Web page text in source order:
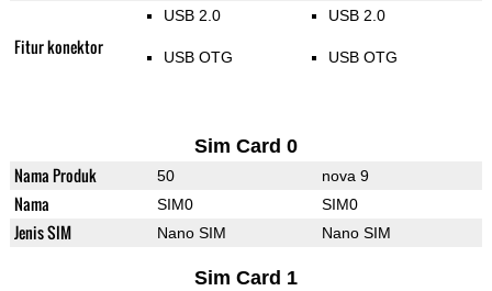
Fitur konektor
USB 2.0
USB OTG
USB 2.0
USB OTG
Sim Card 0
Nama Produk 50 nova 9
Nama SIM0 SIM0
Jenis SIM Nano SIM Nano SIM
Sim Card 1